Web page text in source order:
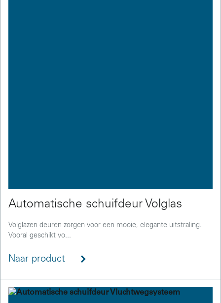
Automatische schuifdeur Volglas
Volglazen deuren zorgen voor een mooie, elegante uitstraling.
Vooral geschikt vo...
Naar product